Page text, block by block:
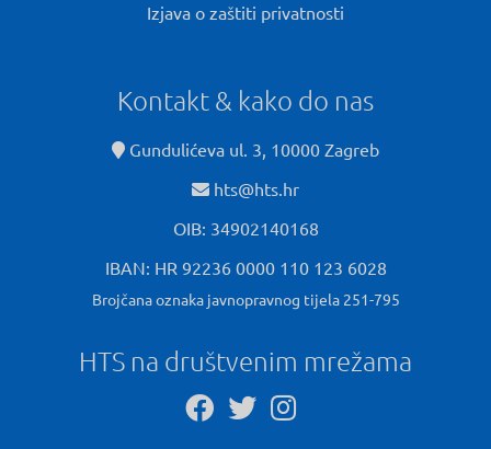
Izjava o zaštiti privatnosti
Kontakt & kako do nas
Gundulićeva ul. 3, 10000 Zagreb
hts@hts.hr
OIB: 34902140168
IBAN: HR 92236 0000 110 123 6028
Brojčana oznaka javnopravnog tijela 251-795
HTS na društvenim mrežama